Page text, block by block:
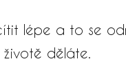
lépe a to se
děláte.